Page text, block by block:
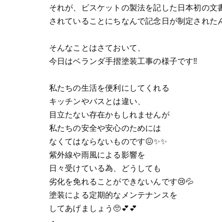
それが、ビスケットの製法を記した日本初の文
されていることにちなんで記念日が制定された
そんなことはさておいて、
今日はベランダ手摺塗装工事の様子です‼
私たちの生活を便利にしてくれる
キッチンやバスとは違い、
目立たない存在かもしれませんが
私たちの安全や安心のためには
なくてはならないものです😖✨✨
紫外線や雨風による影響を
日々受けている為、どうしても
劣化を免れることができないんです😢💦
塗装による定期的なメンテナンスを
してあげましょう🥺💕💕